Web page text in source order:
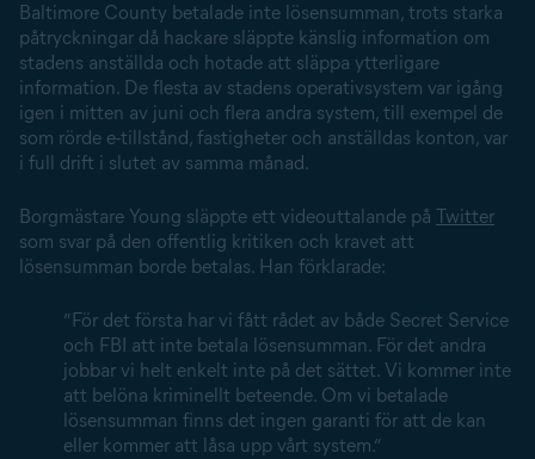
Baltimore County betalade inte lösensumman, trots starka
påtryckningar då hackare släppte känslig information om
stadens anställda och hotade att släppa ytterligare
information. De flesta av stadens operativsystem var igång
igen i mitten av juni och flera andra system, till exempel de
som rörde e-tillstånd, fastigheter och anställdas konton, var
i full drift i slutet av samma månad.
Borgmästare Young släppte ett videouttalande på Twitter
som svar på den offentlig kritiken och kravet att
lösensumman borde betalas. Han förklarade:
”För det första har vi fått rådet av både Secret Service
och FBI att inte betala lösensumman. För det andra
jobbar vi helt enkelt inte på det sättet. Vi kommer inte
att belöna kriminellt beteende. Om vi betalade
lösensumman finns det ingen garanti för att de kan
eller kommer att låsa upp vårt system.”